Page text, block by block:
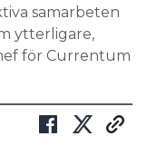
samarbeten
ytterligare,
för Currentum